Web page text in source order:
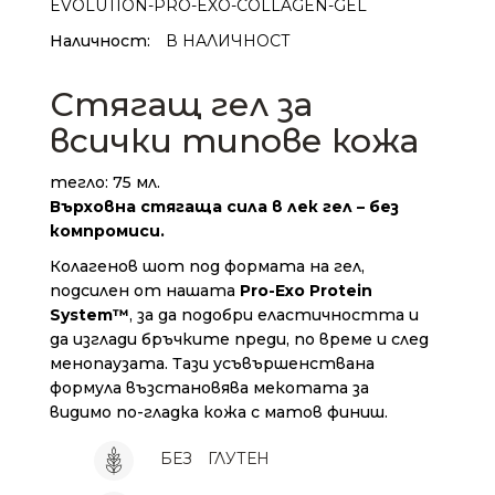
EVOLUTION-PRO-EXO-COLLAGEN-GEL
Наличност:
В НАЛИЧНОСТ
Стягащ гел за
всички типове кожа
тегло: 75 мл.
Върховна стягаща сила в лек гел – без
компромиси.
Колагенов шот под формата на гел,
подсилен от нашата Pro-Exo Protein
System™, за да подобри еластичността и
да изглади бръчките преди, по време и след
менопаузата. Тази усъвършенствана
формула възстановява мекотата за
видимо по-гладка кожа с матов финиш.
БЕЗ ГЛУТЕН